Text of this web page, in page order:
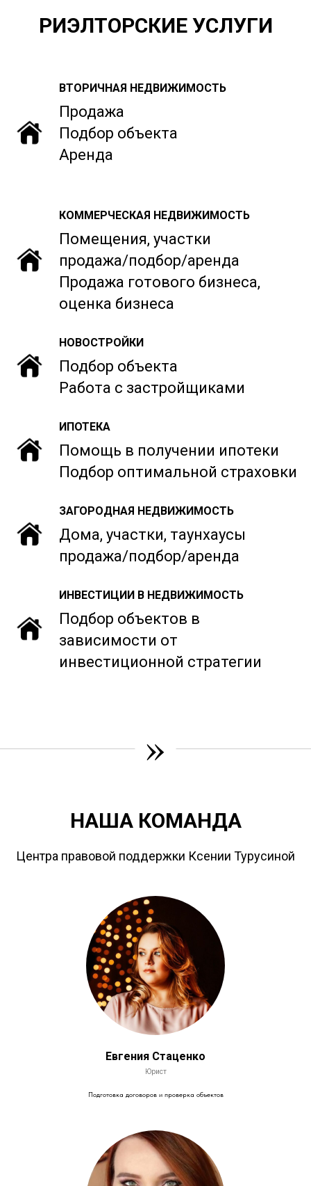
РИЭЛТОРСКИЕ УСЛУГИ
ВТОРИЧНАЯ НЕДВИЖИМОСТЬ
Продажа
Подбор объекта
Аренда
КОММЕРЧЕСКАЯ НЕДВИЖИМОСТЬ
Помещения, участки
продажа/подбор/аренда
Продажа готового бизнеса,
оценка бизнеса
НОВОСТРОЙКИ
Подбор объекта
Работа с застройщиками
ИПОТЕКА
Помощь в получении ипотеки
Подбор оптимальной страховки
ЗАГОРОДНАЯ НЕДВИЖИМОСТЬ
Дома, участки, таунхаусы
продажа/подбор/аренда
ИНВЕСТИЦИИ В НЕДВИЖИМОСТЬ
Подбор объектов в
зависимости от
инвестиционной стратегии
»
НАША КОМАНДА
Центра правовой поддержки Ксении Турусиной
Евгения Стаценко
Юрист
Подготовка договоров и проверка объектов